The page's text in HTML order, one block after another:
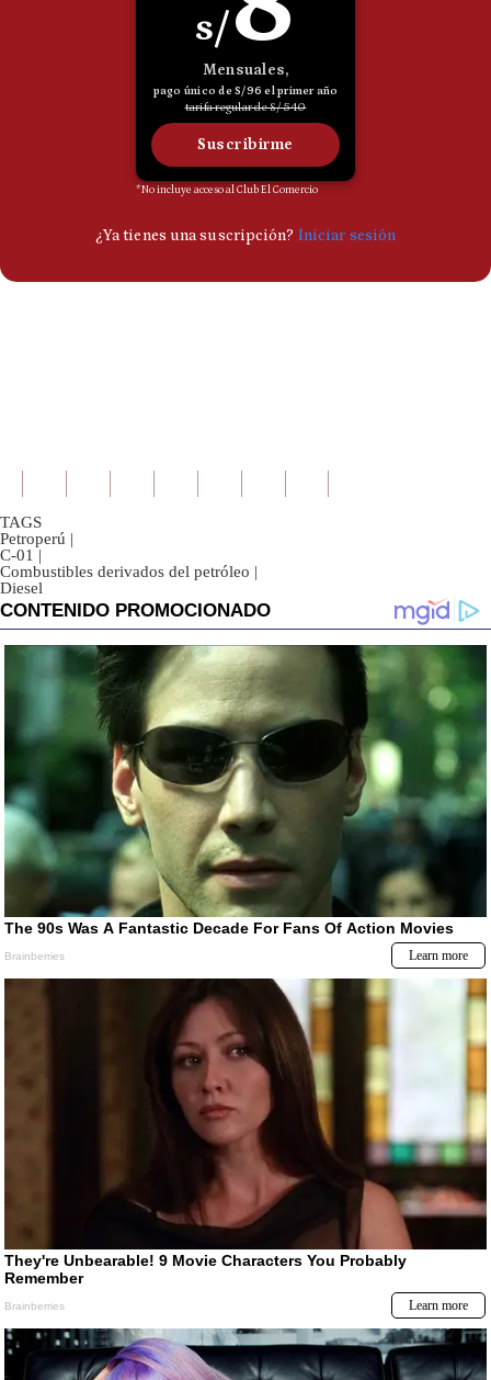
TAGS
Petroperú |
C-01 |
Combustibles derivados del petróleo |
Diesel